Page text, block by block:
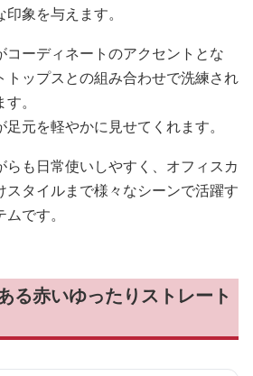
象を与えます。
コーディネートのアクセントとな
トップスとの組み合わせで洗練され
。
元を軽やかに見せてくれます。
も日常使いしやすく、オフィスカ
スタイルまで様々なシーンで活躍す
です。
る赤いゆったりストレート